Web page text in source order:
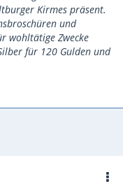
Kirmes präsent.
und
wohltätige Zwecke
für 120 Gulden und